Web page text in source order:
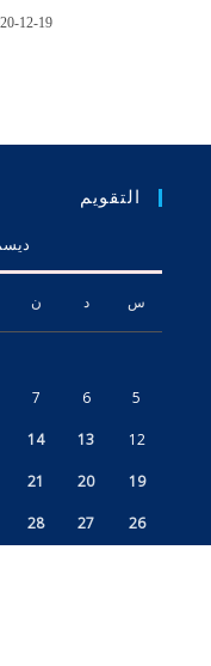
12-19
التقويم
س د ن
5
6
7
12
13
14
19
20
21
26
27
28